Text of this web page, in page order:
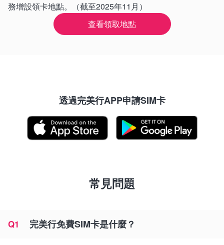
務增設領卡地點。（截至2025年11月）
查看領取地點
透過完美行APP申請SIM卡
常見問題
Q1 完美行免費SIM卡是什麼？